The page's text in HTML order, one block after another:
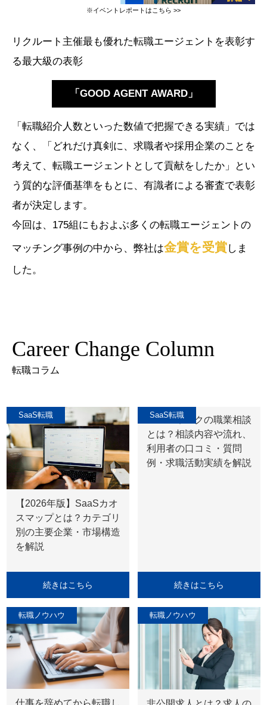
※イベントレポートは こちら >>
リクルート主催最も優れた転職エージェントを表彰す
る最大級の表彰
「GOOD AGENT AWARD」
「転職紹介人数といった数値で把握できる実績」では
なく、「どれだけ真剣に、求職者や採用企業のことを
考えて、転職エージェントとして貢献をしたか」とい
う質的な評価基準をもとに、有識者による審査で表彰
者が決定します。
今回は、175組にもおよぶ多くの転職エージェントの
マッチング事例の中から、弊社は金賞を受賞しま
した。
Career Change Column
転職コラム
SaaS転職
【2026年版】SaaSカオ
スマップとは？カテゴリ
別の主要企業・市場構造
を解説
続きはこちら
SaaS転職
ハローワークの職業相談
とは？相談内容や流れ、
利用者の口コミ・質問
例・求職活動実績を解説
続きはこちら
転職ノウハウ 転職ノウハウ